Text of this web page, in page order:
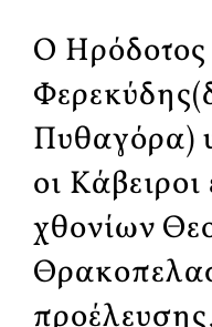
Ο Ηρόδοτος
Πυθαγόρα)
οι
χθονίων